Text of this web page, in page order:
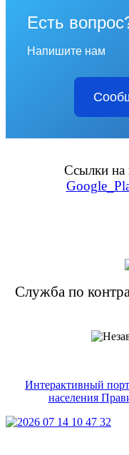
Есть
Напишите нам
Ссылки на
Служба по
Интерактивный
населения